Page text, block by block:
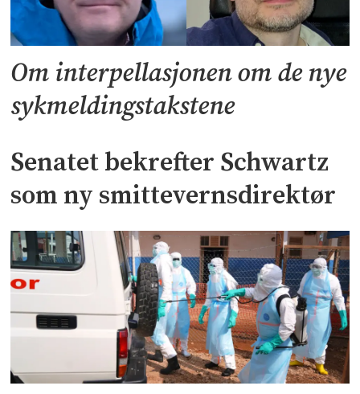
Om interpellasjonen om de nye
sykmeldingstakstene
Senatet bekrefter Schwartz
som ny smittevernsdirektør